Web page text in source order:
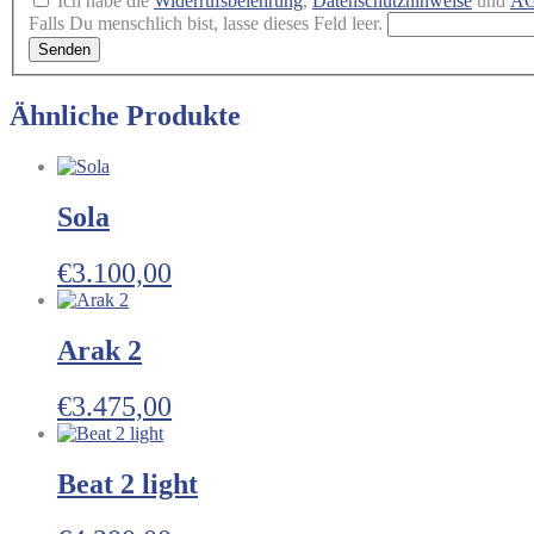
Falls Du menschlich bist, lasse dieses Feld leer.
Senden
Ähnliche Produkte
Sola
€3.100,00
Arak 2
€3.475,00
Beat 2 light